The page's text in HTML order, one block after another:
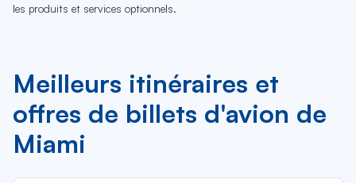
les produits et services optionnels.
Meilleurs itinéraires et
offres de billets d'avion de
Miami